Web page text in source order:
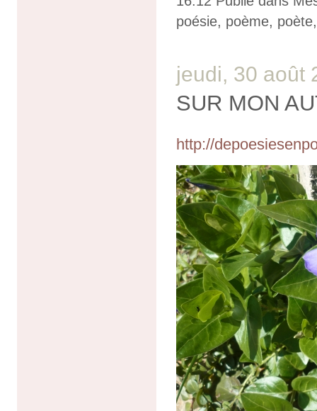
poésie, poème, poète
jeudi, 30 août
SUR MON
http://